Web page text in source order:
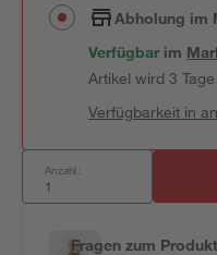
Abholung im
Verfügbar im
Artikel wird 3
Verfügbarkeit in
Anzahl:
Fragen zum